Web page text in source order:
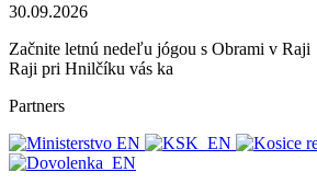
30.09.2026
Začnite letnú nedeľu jógou s Obrami v
Raji pri Hnilčíku vás ka
Partners